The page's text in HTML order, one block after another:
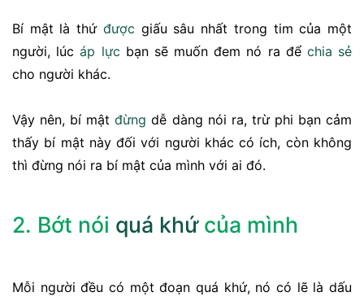
Bí mật là thứ được giấu sâu nhất trong tim của một
người, lúcáp lực bạn sẽ muốn đem nó ra để chia sẻ
cho người khác.
Vậy nên, bí mậtđừng dễ dàng nói ra, trừ phi bạn cảm
thấy bí mật này đối với người khác có ích, còn không
thì đừng nói ra bí mật của mình với ai đó.
2. Bớt nói quá khứcủa mình
Mỗi người đều có một đoạn quá khứ, nó có lẽ là dấu